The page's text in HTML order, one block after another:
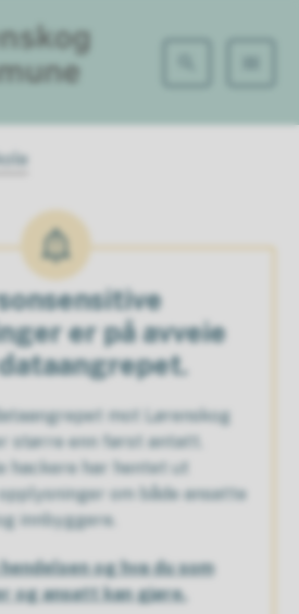
er på avveie
mot Lørenskog
større enn først antatt.
hackere har hentet ut
om både ansatte
innbyggere.
og hva du som
og ansatt kan gjøre.